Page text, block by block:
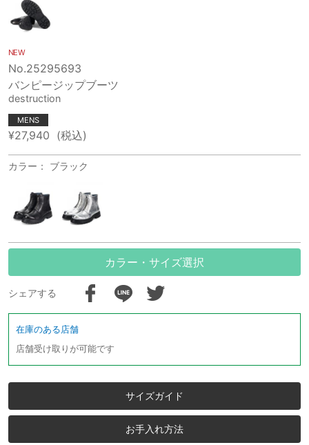
NEW
No.25295693
バンピージップブーツ
destruction
MENS
¥27,940 (税込)
カラー： ブラック
カラー・サイズ選択
シェアする
在庫のある店舗
店舗受け取りが可能です
サイズガイド
お手入れ方法